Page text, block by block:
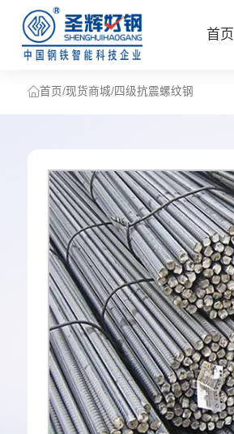
首页
首页/现货商城/四级抗震螺纹钢